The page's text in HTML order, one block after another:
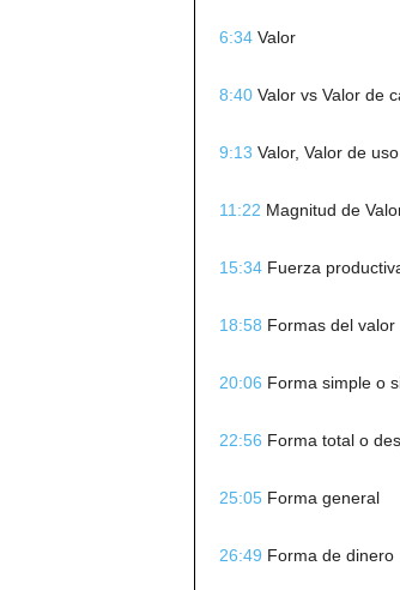
6:34Valor
8:40Valor vs Valor de
9:13 Valor, Valor de
11:22 Magnitud de
15:34Fuerza
18:58 Formas del valor
20:06 Forma simple o
22:56 Forma total o
25:05 Forma general
26:49 Forma de dinero